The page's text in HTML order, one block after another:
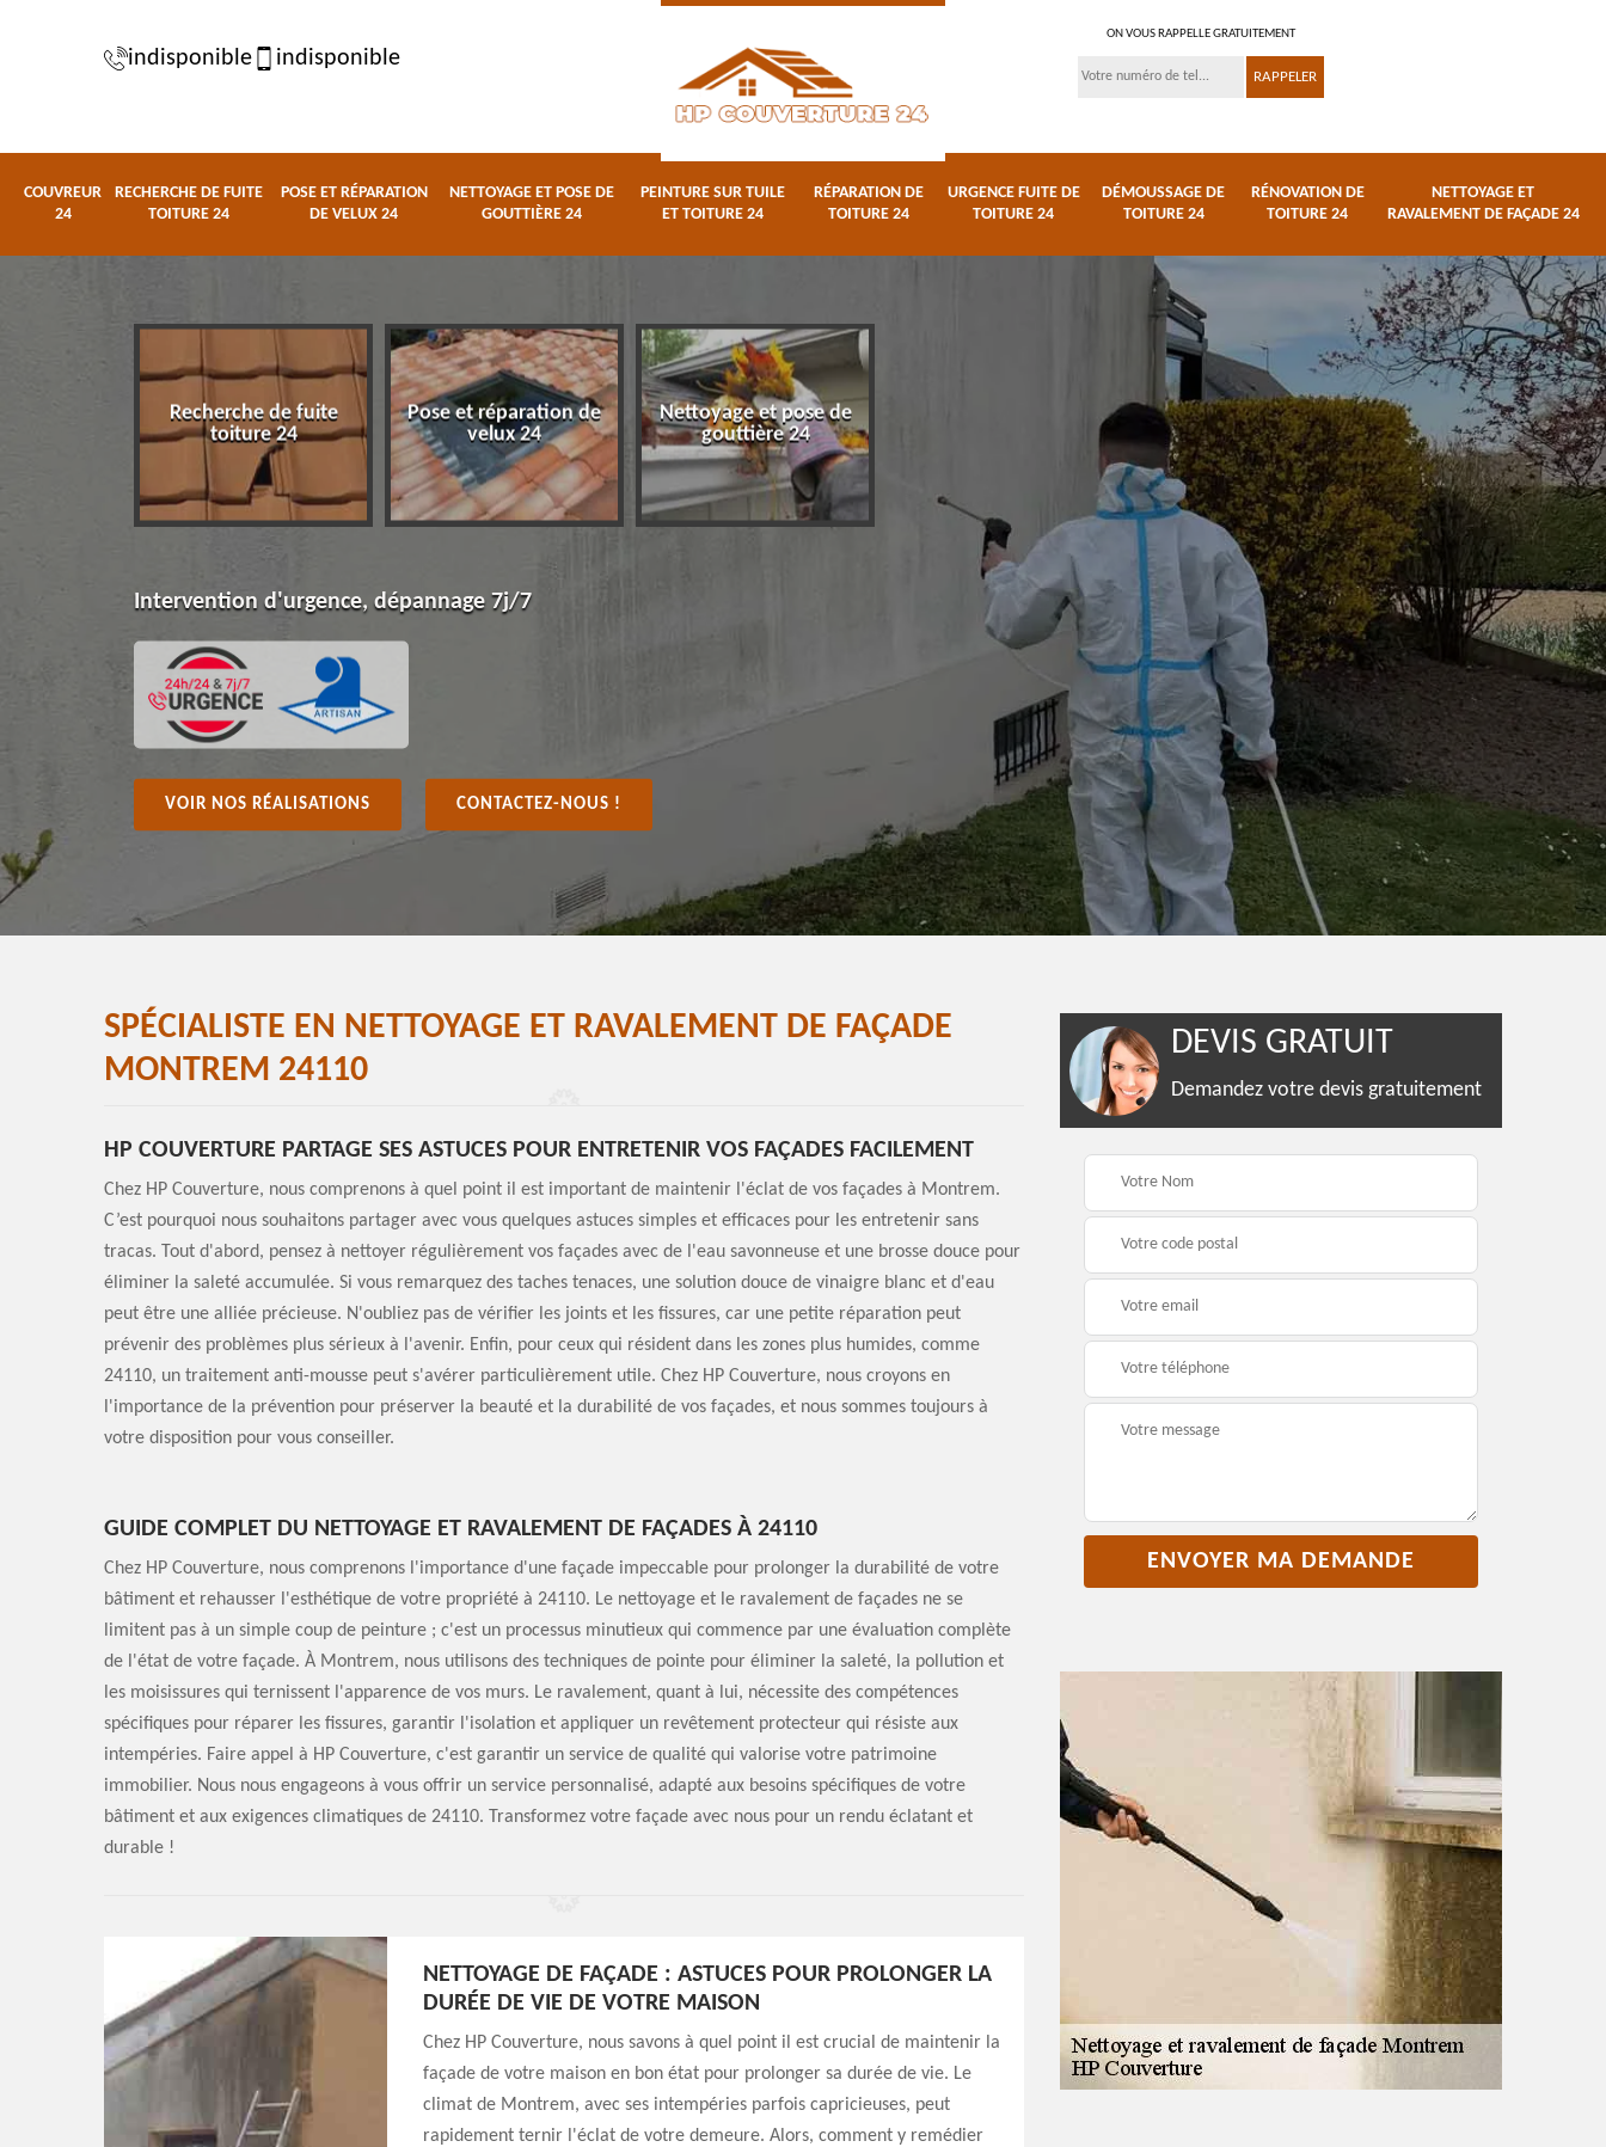
indisponible indisponible
ON VOUS RAPPELLE GRATUITEMENT
COUVREUR
24
RECHERCHE DE FUITE
TOITURE 24
POSE ET RÉPARATION
DE VELUX 24
NETTOYAGE ET POSE DE
GOUTTIÈRE 24
PEINTURE SUR TUILE
ET TOITURE 24
RÉPARATION DE
TOITURE 24
URGENCE FUITE DE
TOITURE 24
DÉMOUSSAGE DE
TOITURE 24
RÉNOVATION DE
TOITURE 24
NETTOYAGE ET
RAVALEMENT DE FAÇADE 24
Recherche de fuite
toiture 24
Pose et réparation de
velux 24
Nettoyage et pose de
gouttière 24
Réparation de toiture
24
Urgence fuite de
toiture 24
Intervention d'urgence, dépannage 7j/7
VOIR NOS RÉALISATIONS CONTACTEZ-NOUS !
SPÉCIALISTE EN NETTOYAGE ET RAVALEMENT DE FAÇADE
MONTREM 24110
HP COUVERTURE PARTAGE SES ASTUCES POUR ENTRETENIR VOS FAÇADES FACILEMENT
Chez HP Couverture, nous comprenons à quel point il est important de maintenir l'éclat de vos façades à Montrem.
C’est pourquoi nous souhaitons partager avec vous quelques astuces simples et efficaces pour les entretenir sans
tracas. Tout d'abord, pensez à nettoyer régulièrement vos façades avec de l'eau savonneuse et une brosse douce pour
éliminer la saleté accumulée. Si vous remarquez des taches tenaces, une solution douce de vinaigre blanc et d'eau
peut être une alliée précieuse. N'oubliez pas de vérifier les joints et les fissures, car une petite réparation peut
prévenir des problèmes plus sérieux à l'avenir. Enfin, pour ceux qui résident dans les zones plus humides, comme
24110, un traitement anti-mousse peut s'avérer particulièrement utile. Chez HP Couverture, nous croyons en
l'importance de la prévention pour préserver la beauté et la durabilité de vos façades, et nous sommes toujours à
votre disposition pour vous conseiller.
GUIDE COMPLET DU NETTOYAGE ET RAVALEMENT DE FAÇADES À 24110
Chez HP Couverture, nous comprenons l'importance d'une façade impeccable pour prolonger la durabilité de votre
bâtiment et rehausser l'esthétique de votre propriété à 24110. Le nettoyage et le ravalement de façades ne se
limitent pas à un simple coup de peinture ; c'est un processus minutieux qui commence par une évaluation complète
de l'état de votre façade. À Montrem, nous utilisons des techniques de pointe pour éliminer la saleté, la pollution et
les moisissures qui ternissent l'apparence de vos murs. Le ravalement, quant à lui, nécessite des compétences
spécifiques pour réparer les fissures, garantir l'isolation et appliquer un revêtement protecteur qui résiste aux
intempéries. Faire appel à HP Couverture, c'est garantir un service de qualité qui valorise votre patrimoine
immobilier. Nous nous engageons à vous offrir un service personnalisé, adapté aux besoins spécifiques de votre
bâtiment et aux exigences climatiques de 24110. Transformez votre façade avec nous pour un rendu éclatant et
durable !
NETTOYAGE DE FAÇADE : ASTUCES POUR PROLONGER LA
DURÉE DE VIE DE VOTRE MAISON
Chez HP Couverture, nous savons à quel point il est crucial de maintenir la
façade de votre maison en bon état pour prolonger sa durée de vie. Le
climat de Montrem, avec ses intempéries parfois capricieuses, peut
rapidement ternir l'éclat de votre demeure. Alors, comment y remédier
DEVIS GRATUIT
Demandez votre devis gratuitement